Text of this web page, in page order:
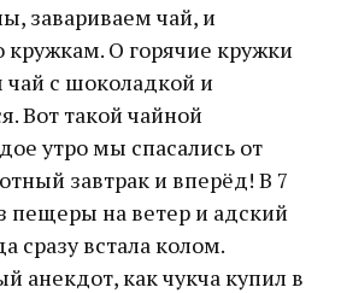
завариваем чай, и
кружкам. О горячие кружки
чай с шоколадкой и
Вот такой чайной
утро мы спасались от
завтрак и вперёд! В 7
пещеры на ветер и адский
сразу встала колом.
анекдот, как чукча купил в